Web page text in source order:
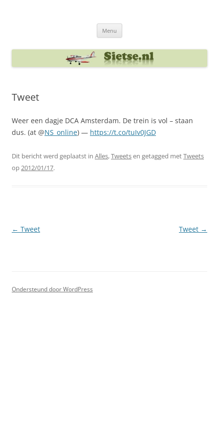
Menu
Tweet
Weer een dagje DCA Amsterdam. De trein is vol – staan
dus. (at @NS_online) — https://t.co/tuIv0JGD
Dit bericht werd geplaatst in Alles,Tweetsen getagged metTweets
op2012/01/17.
Berichtnavigatie
← Tweet Tweet →
Ondersteund door WordPress